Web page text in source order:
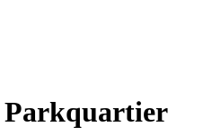
Parkquartier